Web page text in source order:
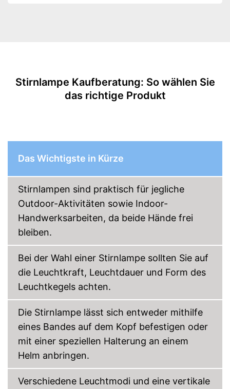
Batterien erforderlich
ermöglicht die problemlose
Gut vor Wasser geschützt
Mit Stirnband
Amazon Lieferzeit
siehe Anbieter
Stirnlampe Kaufberatung: So wählen Sie
das richtige Produkt
Das Wichtigste in Kürze
Stirnlampen sind praktisch für jegliche
Outdoor-Aktivitäten sowie Indoor-
Handwerksarbeiten, da beide Hände frei
bleiben.
Bei der Wahl einer Stirnlampe sollten Sie auf
die Leuchtkraft, Leuchtdauer und Form des
Leuchtkegels achten.
Die Stirnlampe lässt sich entweder mithilfe
eines Bandes auf dem Kopf befestigen oder
mit einer speziellen Halterung an einem
Helm anbringen.
Verschiedene Leuchtmodi und eine vertikale